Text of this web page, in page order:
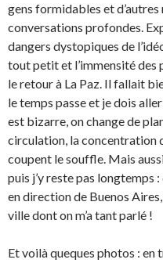
gens formidables et
conversations profondes.
dangers dystopiques de
tout petit et l’immensité des
le retour à La Paz. Il fallait
le temps passe et je dois
est bizarre, on change de
circulation, la concentration
coupent le souffle. Mais
puis j’y reste pas longtemps
en direction de Buenos
ville dont on m’a tant parlé !
Et voilà queques photos :